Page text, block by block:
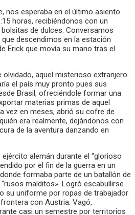
nos esperaba en el último asiento
horas, recibiéndonos con un
de dulces. Conversamos
descendimos en la estación
Erick que movía su mano tras el
olvidado, aquel misterioso extranjero
el país muy pronto pues sus
Brasil, ofreciéndole formar una
materias primas de aquel
vez en meses, abrió su cofre de
era realmente, dejándonos con
de la aventura danzando en
alemán durante el “glorioso
por el fin de la guerra en un
formaba parte de un batallón de
malditos». Logró escabullirse
su uniforme por ropas de trabajador
con Austria. Vagó,
casi un semestre por territorios